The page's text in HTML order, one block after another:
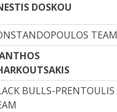
DOSKOU
TEAM
BULLS-PRENTOULIS